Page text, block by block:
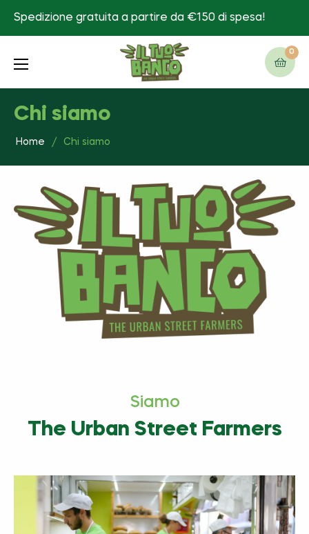
Spedizione gratuita a partire da €150 di spesa!
0
Chi siamo
Home / Chi siamo
Siamo
The Urban Street Farmers